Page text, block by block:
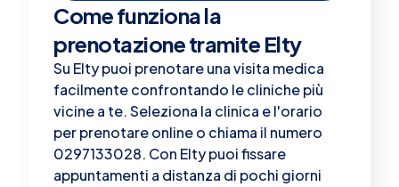
Come funziona la
prenotazione tramite Elty
Su Elty puoi prenotare una visita medica
facilmente confrontando le cliniche più
vicine a te. Seleziona la clinica e l'orario
per prenotare online o chiama il numero
0297133028. Con Elty puoi fissare
appuntamenti a distanza di pochi giorni